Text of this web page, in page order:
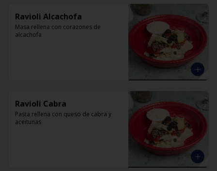
Ravioli Alcachofa
Masa rellena con corazones de
alcachofa
Ravioli Cabra
Pasta rellena con queso de cabra y
aceitunas